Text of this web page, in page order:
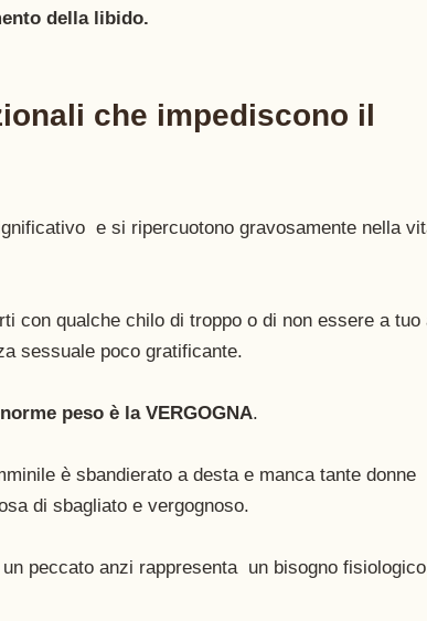
della libido.
che impediscono il
e si ripercuotono gravosamente nella
con qualche chilo di troppo o di non essere a tuo
sessuale poco gratificante.
peso è la VERGOGNA.
è sbandierato a desta e manca tante donne
di sbagliato e vergognoso.
peccato anzi rappresenta  un bisogno